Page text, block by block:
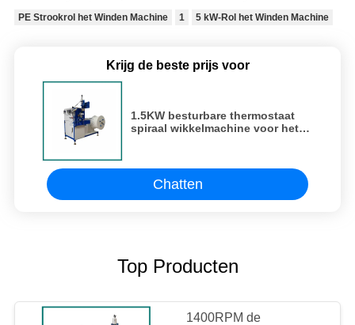
PE Strookrol het Winden Machine 1 5 kW-Rol het Winden Machine
Krijg de beste prijs voor
1.5KW besturbare thermostaat
spiraal wikkelmachine voor het
Chatten
Top Producten
1400RPM de